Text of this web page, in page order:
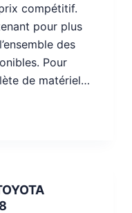
compétitif.
pour plus
des
Pour
de matériel…